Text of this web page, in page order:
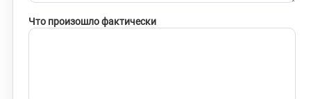
Что произошло фактически